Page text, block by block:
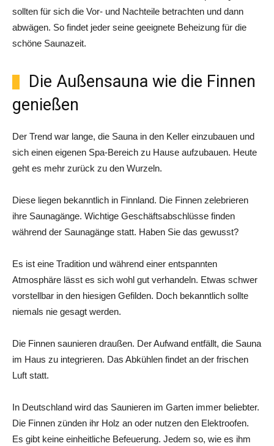
sollten für sich die Vor- und Nachteile betrachten und dann
abwägen. So findet jeder seine geeignete Beheizung für die
schöne Saunazeit.
Die Außensauna wie die Finnen
genießen
Der Trend war lange, die Sauna in den Keller einzubauen und
sich einen eigenen Spa-Bereich zu Hause aufzubauen. Heute
geht es mehr zurück zu den Wurzeln.
Diese liegen bekanntlich in Finnland. Die Finnen zelebrieren
ihre Saunagänge. Wichtige Geschäftsabschlüsse finden
während der Saunagänge statt. Haben Sie das gewusst?
Es ist eine Tradition und während einer entspannten
Atmosphäre lässt es sich wohl gut verhandeln. Etwas schwer
vorstellbar in den hiesigen Gefilden. Doch bekanntlich sollte
niemals nie gesagt werden.
Die Finnen saunieren draußen. Der Aufwand entfällt, die Sauna
im Haus zu integrieren. Das Abkühlen findet an der frischen
Luft statt.
In Deutschland wird das Saunieren im Garten immer beliebter.
Die Finnen zünden ihr Holz an oder nutzen den Elektroofen.
Es gibt keine einheitliche Befeuerung. Jedem so, wie es ihm